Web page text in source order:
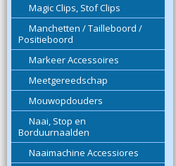
Magic Clips, Stof Clips
Manchetten / Tailleboord /
Positieboord
Markeer Accessoires
Meetgereedschap
Mouwopdouders
Naai, Stop en
Borduurnaalden
Naaimachine Accessiores